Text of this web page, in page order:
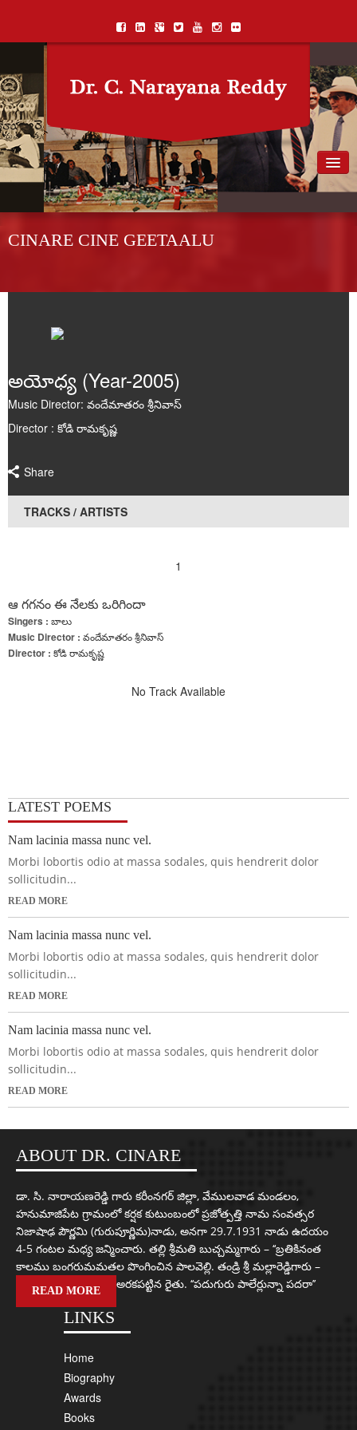
Home
Biography
Poems
Articles
CINARE CINE GEETAALU
అయోధ్య (Year-2005)
Music Director: వందేమాతరం శ్రీనివాస్
Director : కోడి రామకృష్ణ
Share
TRACKS / ARTISTS
1
ఆ గగనం ఈ నేలకు ఒరిగిందా
Singers : బాలు
Music Director : వందేమాతరం శ్రీనివాస్
Director : కోడి రామకృష్ణ
No Track Available
LATEST POEMS
Nam lacinia massa nunc vel.
Morbi lobortis odio at massa sodales, quis hendrerit dolor
sollicitudin...
READ MORE
Nam lacinia massa nunc vel.
Morbi lobortis odio at massa sodales, quis hendrerit dolor
sollicitudin...
READ MORE
Nam lacinia massa nunc vel.
Morbi lobortis odio at massa sodales, quis hendrerit dolor
sollicitudin...
READ MORE
ABOUT DR. CINARE
డా. సి. నారాయణరెడ్డి గారు కరీంనగర్ జిల్లా, వేములవాడ మండలం,
హనుమాజిపేట గ్రామంలో కర్షక కుటుంబంలో ప్రజోత్పత్తి నామ సంవత్సర
నిజాషాఢ పౌర్ణమి (గురుపూర్ణిమ)నాడు, అనగా 29.7.1931 నాడు ఉదయం
4-5 గంటల మధ్య జన్మించారు. తల్లి శ్రీమతి బుచ్చమ్మగారు – ‘‘బ్రతికినంత
కాలము బంగరుమమతల పొంగించిన పాలవెల్లి. తండ్రి శ్రీ మల్లారెడ్డిగారు –
అరకపట్టిన రైతు. ‘‘పదుగురు పాలేర్లున్నా పదరా’’
READ MORE
LINKS
Home
Biography
Awards
Books